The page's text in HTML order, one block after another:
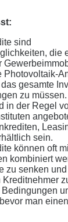
sowie
Rechnung
sind
die
Photovoltaik-
gesamte
zu müssen.
in der Regel
sein.
können oft
kombiniert
zu senken
Kreditnehmer
man